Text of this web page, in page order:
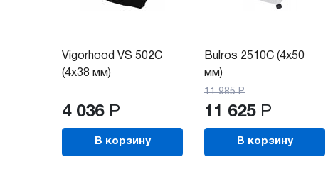
Vigorhood VS 502C
(4х38 мм)
4 036 Р
В корзину
Bulros 2510C (4х50
мм)
11 985 Р
11 625 Р
В корзину